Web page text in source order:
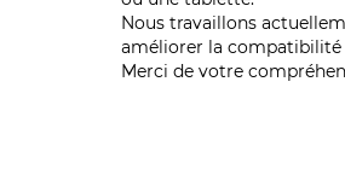
Nous travaillons
améliorer la compatibilité
Merci de votre